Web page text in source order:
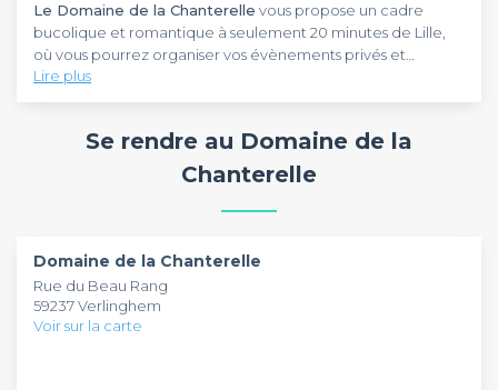
Le Domaine de la Chanterelle vous propose un cadre
bucolique et romantique à seulement 20 minutes de Lille,
où vous pourrez organiser vos évènements privés et
professionnels.
L’établissement vous accueille dans plusieurs salles
souhaitez organiser votre soirée d’entreprise, votre soirée
d’anniversaire ou votre réception de mariage, le cadre du
Domaine de la Chanterelle* s’y prête tout à fait. Vous
pourrez évoluer dans un environnement élégant et arboré.
Les salles à votre disposition au* Domaine de la Chanterelle
peuvent accueillir jusqu’à 300 personnes en dîner assis et
vous sont offerts lors de votre évènement et l’établissement
est très bien équipé pour faciliter l’organisation de votre
soirée d’anniversaire ou de votre soirée d’entreprise.
Si vous êtes à la recherche d’un lieu au cadre verdoyant et
authentique, le
* Domaine de la Chanterelle
l’établissement qu’il vous faut et ne laissera sûrement pas
Lire plus
Se rendre au Domaine de la
Chanterelle
Domaine de la Chanterelle
Rue du Beau Rang
59237 Verlinghem
Voir sur la carte